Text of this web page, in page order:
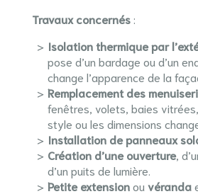
Travaux concernés:
Isolation thermique par
pose d’un bardage ou d’un
change l’apparence de la
Remplacement des
fenêtres, volets, baies
style ou les dimensions
Installation de panneaux
Création d’une ouverture,
d’un puits de lumière.
Petite extensionou véranda